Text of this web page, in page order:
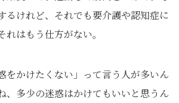
るけれど、それでも要介護や認知症に
はもう仕方がない。
をかけたくない」って言う人が多いん
、多少の迷惑はかけてもいいと思うん